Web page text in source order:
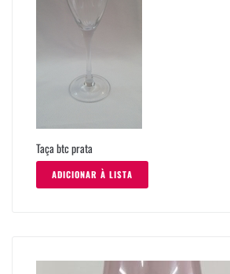
Taça btc prata
ADICIONAR À LISTA